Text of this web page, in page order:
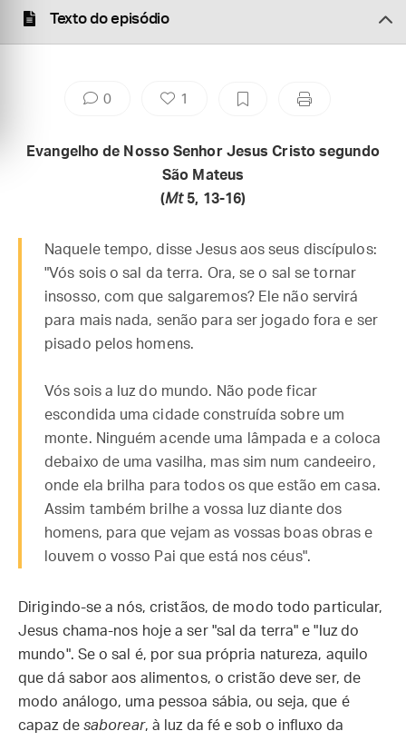
Texto do episódio
0 1
Evangelho de Nosso Senhor Jesus Cristo segundo
São Mateus
(Mt5, 13-16)
Naquele tempo, disse Jesus aos seus discípulos:
"Vós sois o sal da terra. Ora, se o sal se tornar
insosso, com que salgaremos? Ele não servirá
para mais nada, senão para ser jogado fora e ser
pisado pelos homens.
Vós sois a luz do mundo. Não pode ficar
escondida uma cidade construída sobre um
monte. Ninguém acende uma lâmpada e a coloca
debaixo de uma vasilha, mas sim num candeeiro,
onde ela brilha para todos os que estão em casa.
Assim também brilhe a vossa luz diante dos
homens, para que vejam as vossas boas obras e
louvem o vosso Pai que está nos céus".
Dirigindo-se a nós, cristãos, de modo todo particular,
Jesus chama-nos hoje a ser "sal da terra" e "luz do
mundo". Se o sal é, por sua própria natureza, aquilo
que dá sabor aos alimentos, o cristão deve ser, de
modo análogo, uma pessoa sábia, ou seja, que é
capaz de saborear, à luz da fé e sob o influxo da